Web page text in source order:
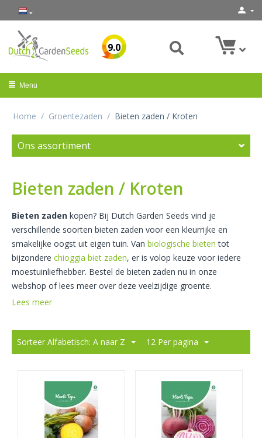
9.0
Menu
Home / Groentezaden / Bieten zaden / Kroten
Ons assortiment
Bieten zaden / Kroten
Bieten zaden kopen? Bij Dutch Garden Seeds vind je
verschillende soorten bieten zaden voor een kleurrijke en
smakelijke oogst uit eigen tuin. Van biologische bieten tot
bijzondere chioggia biet zaden, er is volop keuze voor iedere
moestuinliefhebber. Bestel de bieten zaden nu in onze
webshop of lees meer over deze veelzijdige groente.
Lees meer
Sorteer Alfabetisch: A naar Z 12 Per pagina